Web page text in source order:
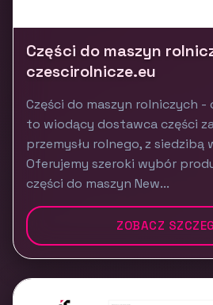
Części do maszyn
czescirolnicze.eu
Części do maszyn rolniczych -
to wiodący dostawca części
przemysłu rolnego, z siedzibą
Oferujemy szeroki wybór
części do maszyn New...
ZOBACZ